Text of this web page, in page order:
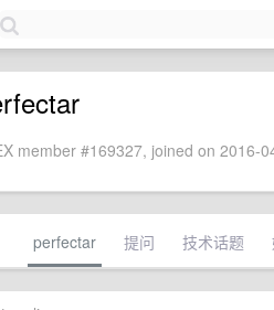
member #169327, joined on 2016-
perfectar 提问 技术话题